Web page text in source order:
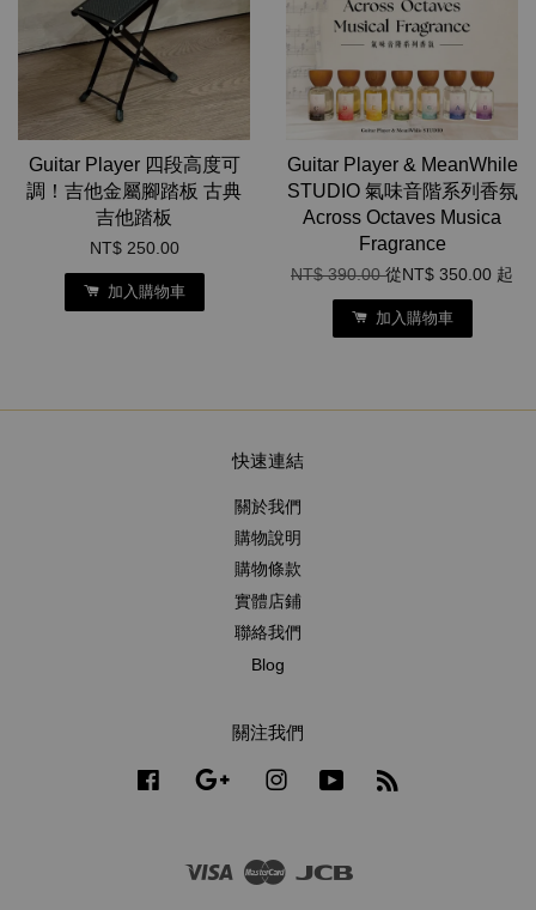
Guitar Player 四段高度可
調！吉他金屬腳踏板 古典
吉他踏板
NT$ 250.00
加入購物車
Guitar Player & MeanWhile
STUDIO 氣味音階系列香氛
Across Octaves Musica
Fragrance
NT$ 390.00從NT$ 350.00 起
加入購物車
快速連結
關於我們
購物說明
購物條款
實體店鋪
聯絡我們
Blog
關注我們
Facebook Google InstagramYouTube
Visa Master